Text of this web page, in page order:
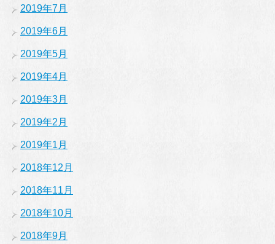
2019年7月
2019年6月
2019年5月
2019年4月
2019年3月
2019年2月
2019年1月
2018年12月
2018年11月
2018年10月
2018年9月